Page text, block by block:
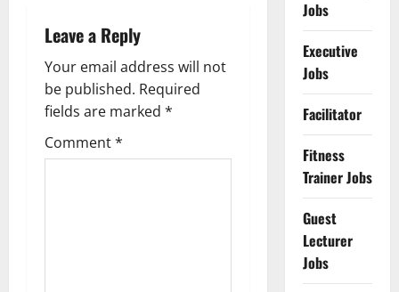
a
v
i
g
Leave a Reply
Your email address will not
be published. Required
fields are marked *
Comment*
Jobs
Executive
Jobs
Facilitator
Fitness
Trainer Jobs
Guest
Lecturer
Jobs